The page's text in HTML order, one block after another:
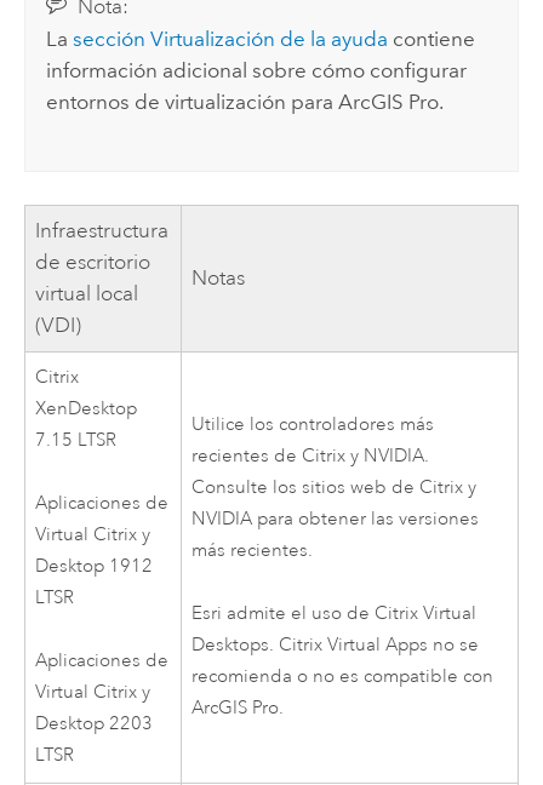
Nota:
Lasección Virtualización de la ayuda contiene
información adicional sobre cómo configurar
entornos de virtualización paraArcGIS Pro.
Infraestructura
de escritorio
virtual local
(VDI)
Notas
Citrix
XenDesktop
7.15 LTSR
Aplicaciones de
Virtual Citrix y
Desktop 1912
LTSR
Aplicaciones de
Virtual Citrix y
Desktop 2203
LTSR
Utilice los controladores más
recientes de Citrix y NVIDIA.
Consulte los sitios web de Citrix y
NVIDIA para obtener las versiones
más recientes.
Esri admite el uso de Citrix Virtual
Desktops. Citrix Virtual Apps no se
recomienda o no es compatible con
ArcGIS Pro.